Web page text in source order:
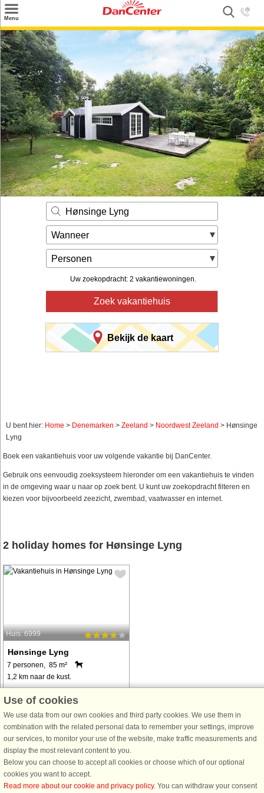
Menu
Zoeken
Inspiratie
Informatie over
Service
Kontakt
Hønsinge Lyng
Wanneer
Personen
Uw zoekopdracht: 2 vakantiewoningen.
Zoek vakantiehuis
Bekijk de kaart
U bent hier: Home > Denemarken > Zeeland > Noordwest Zeeland > Hønsinge
Lyng
Boek een vakantiehuis voor uw volgende vakantie bij DanCenter.
Gebruik ons eenvoudig zoeksysteem hieronder om een vakantiehuis te vinden
in de omgeving waar u naar op zoek bent. U kunt uw zoekopdracht filteren en
kiezen voor bijvoorbeeld zeezicht, zwembad, vaatwasser en internet.
2 holiday homes for Hønsinge Lyng
Huis: 6999
Hønsinge Lyng
7 personen, 85 m²
1,2 km naar de kust.
Bei Hønsinge Lyng steht in einem
instand gehaltene und ansprechend
eingerichtete Ferienhaus mit drei
Schlafzimmern und zwei weiteren
Schlafplätzen im kleineren Annex
nebenan ...
van € 700
Use of cookies
We use data from our own cookies and third party cookies. We use them in
combination with the related personal data to remember your settings, improve
our services, to monitor your use of the website, make traffic measurements and
display the most relevant content to you.
Below you can choose to accept all cookies or choose which of our optional
cookies you want to accept.
Read more about our cookie and privacy policy. You can withdraw your consent